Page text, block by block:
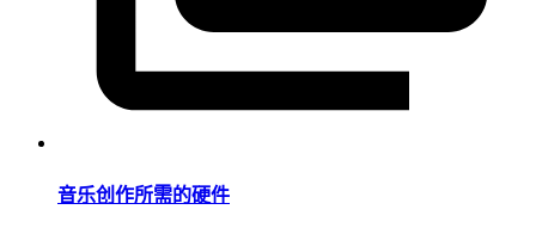
音乐创作所需的硬件